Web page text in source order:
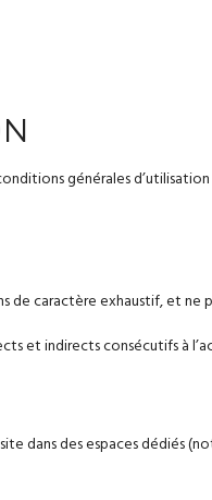
générales
caractère exhaustif, et
et indirects consécutifs à
dans des espaces dédiés